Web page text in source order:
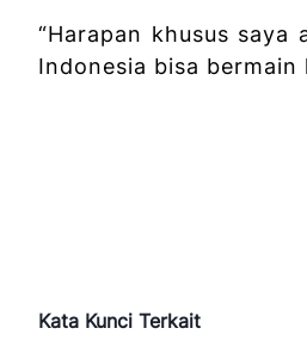
“Harapan khusus
Indonesia bisa
Kata Kunci Terkait